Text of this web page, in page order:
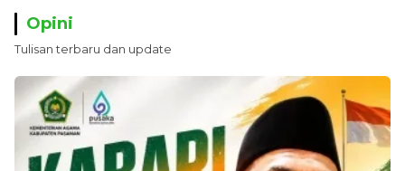
Opini
Tulisan terbaru dan update